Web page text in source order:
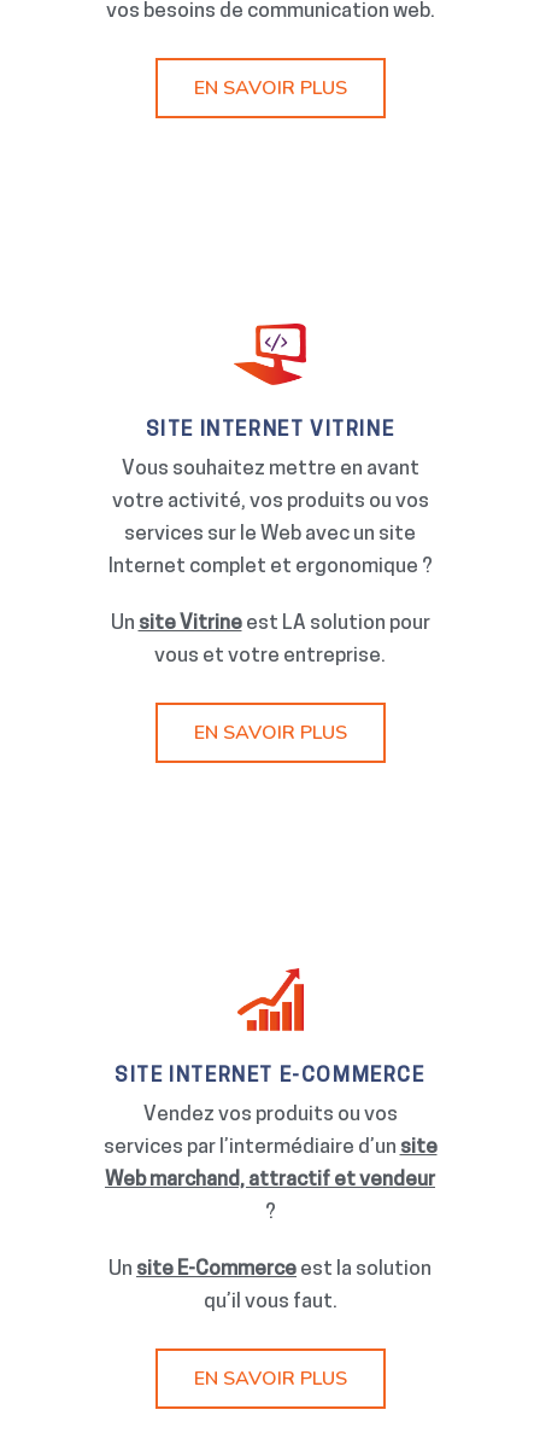
vos besoins de communication web.
EN SAVOIR PLUS
SITE INTERNET VITRINE
Vous souhaitez mettre en avant
votre activité, vos produits ou vos
services sur le Web avec un site
Internet complet et ergonomique ?
Un site Vitrineest LA solution pour
vous et votre entreprise.
EN SAVOIR PLUS
SITE INTERNET E-COMMERCE
Vendez vos produits ou vos
services par l’intermédiaire d’un site
Web marchand, attractif et vendeur
?
Un site E-Commerce est la solution
qu’il vous faut.
EN SAVOIR PLUS